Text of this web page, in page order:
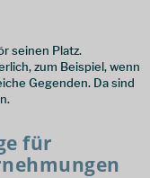
seinen Platz.
zum Beispiel, wenn
Gegenden. Da sind
für